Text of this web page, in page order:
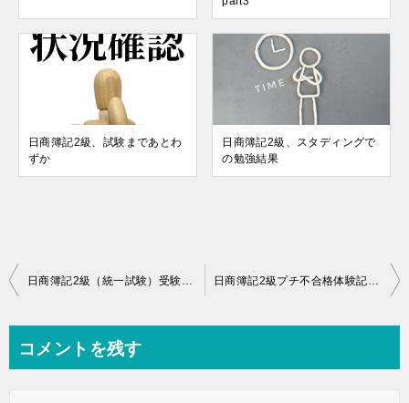
日商簿記2級、試験まであとわ
ずか
日商簿記2級、スタディングで
の勉強結果
投
ビ
日商簿記2級（統一試験）受験してきました 日商簿記2級プチ不合格体験記part4
コメントを残す